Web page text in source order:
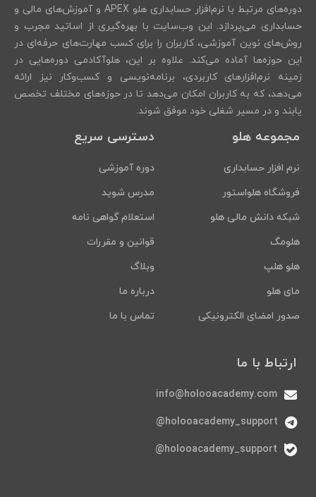
دوره‌های مرتبط با نرم‌افزار حسابداری هلو APEX و آموزش‌های مالی و
حسابداری می‌پردازد. این وب‌سایت با بهره‌گیری از اساتید مجرب و
روش‌های نوین آموزشی، کاربران را برای کسب مهارت‌های حرفه‌ای در
این حوزه‌ها آماده می‌کند. علاوه بر این، هلوآکادمی دوره‌هایی در
زمینه نرم‌افزارهای کاربردی، برنامه‌نویسی و کسب‌وکار نیز ارائه
می‌دهد، که به کاربران امکان می‌دهد تا در حوزه‌های مختلف تخصص
یابند و در مسیر شغلی خود موفق شوند.
مجموعه هلو
نرم افزار حسابداری
فروشگاه هلواستور
شبکه دانش مالی هلو
هلومگ
هلو هلپ
مای هلو
صدور امضای الکترونیکی
دسترسی سریع
دوره آموزشی
مدرس شوید
استعلام گواهی نامه
قوانین و مقررات
وبلاگ
درباره ما
تماس با ما
ارتباط با ما
info@holooacademy.com
holooacademy_support@
holooacademy_support@